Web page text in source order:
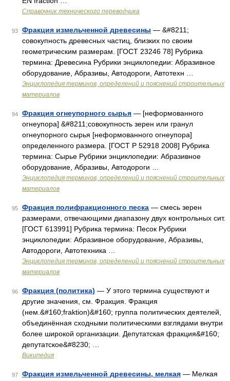
Справочник технического переводчика
93 Фракция измельченной древесины — &#8211;
совокупность древесных частиц, близких по своим
геометрическим размерам. [ГОСТ 23246 78] Рубрика
термина: Древесина Рубрики энциклопедии: Абразивное
оборудование, Абразивы, Автодороги, Автотехн …
Энциклопедия терминов, определений и пояснений строительных
материалов
94 Фракция огнеупорного сырья — [неформованного
огнеупора] &#8211;совокупность зерен или гранул
огнеупорного сырья [неформованного огнеупора]
определенного размера. [ГОСТ Р 52918 2008] Рубрика
термина: Сырье Рубрики энциклопедии: Абразивное
оборудование, Абразивы, Автодороги …
Энциклопедия терминов, определений и пояснений строительных
материалов
95 Фракция полифракционного песка — смесь зерен
размерами, отвечающими диапазону двух контрольных сит.
[ГОСТ 613991] Рубрика термина: Песок Рубрики
энциклопедии: Абразивное оборудование, Абразивы,
Автодороги, Автотехника …
Энциклопедия терминов, определений и пояснений строительных
материалов
96 Фракция (политика) — У этого термина существуют и
другие значения, см. Фракция. Фракция
(нем.&#160;fraktion)&#160; группа политических деятелей,
объединённая сходными политическими взглядами внутри
более широкой организации. Депутатская фракция&#160;
депутатское&#8230; …
Википедия
97 Фракция измельченной древесины, мелкая — Мелкая